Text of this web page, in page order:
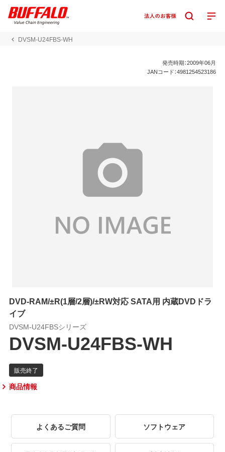
DVSM-U24FBS-WH
発売時期：2009年06月
JANコード：4981254523186
DVD-RAM/±R(1層/2層)/±RW対応 SATA用 内蔵DVDドラ
イブ
DVSM-U24FBSシリーズ
DVSM-U24FBS-WH
商品情報
よくあるご質問 ソフトウェア